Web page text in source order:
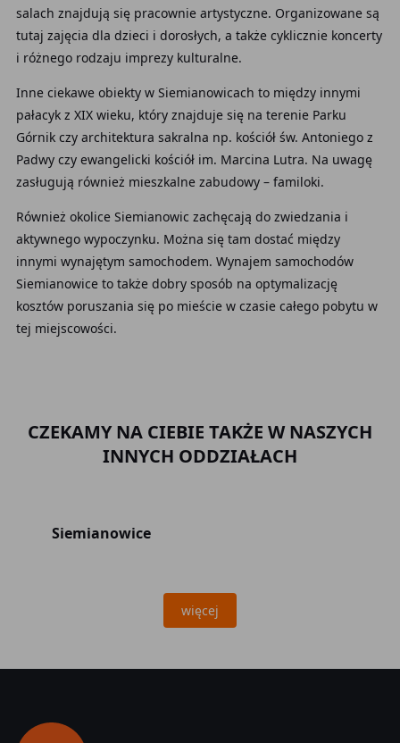
salach znajdują się pracownie artystyczne. Organizowane są
tutaj zajęcia dla dzieci i dorosłych, a także cyklicznie koncerty
i różnego rodzaju imprezy kulturalne.
Inne ciekawe obiekty w Siemianowicach to między innymi
pałacyk z XIX wieku, który znajduje się na terenie Parku
Górnik czy architektura sakralna np. kościół św. Antoniego z
Padwy czy ewangelicki kościół im. Marcina Lutra. Na uwagę
zasługują również mieszkalne zabudowy – familoki.
Również okolice Siemianowic zachęcają do zwiedzania i
aktywnego wypoczynku. Można się tam dostać między
innymi wynajętym samochodem. Wynajem samochodów
Siemianowice to także dobry sposób na optymalizację
kosztów poruszania się po mieście w czasie całego pobytu w
tej miejscowości.
CZEKAMY NA CIEBIE TAKŻE W NASZYCH
INNYCH ODDZIAŁACH
Siemianowice
więcej